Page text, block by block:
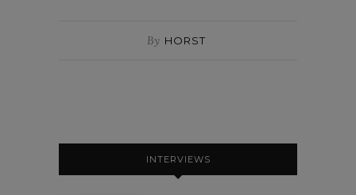
By HORST
INTERVIEWS